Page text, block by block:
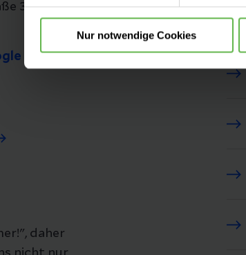
Nur notwendige Cookies
393-397
Maps
daher